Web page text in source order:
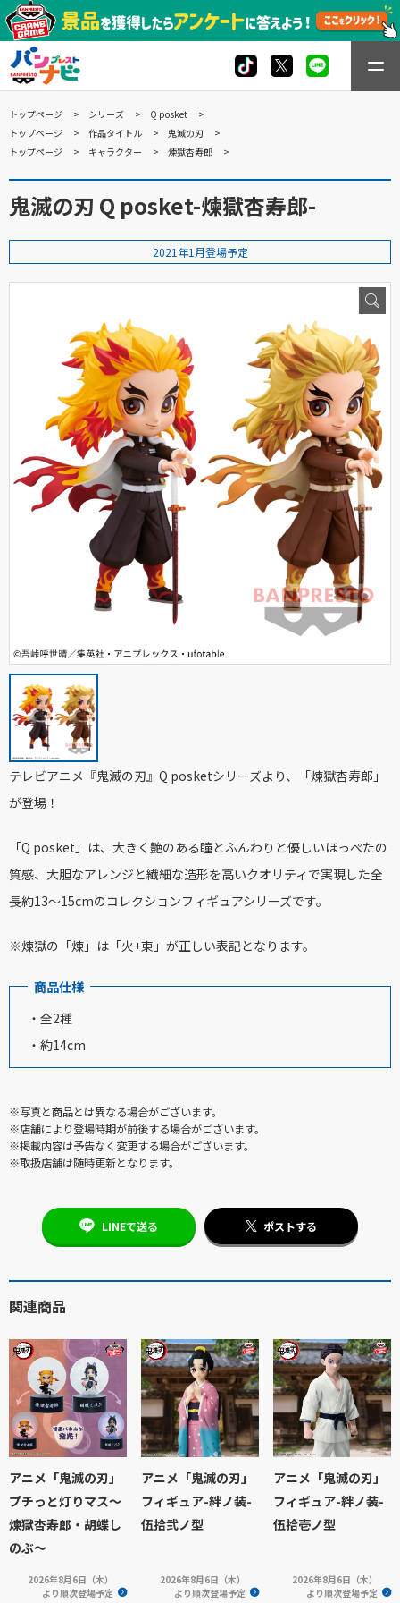
トップページ シリーズ
Q posket
トップページ
作品タイトル
鬼滅の刃
トップページ
キャラクター 煉獄杏寿郎
鬼滅の刃 Q posket-煉獄杏寿郎-
2021年1月登場予定
テレビアニメ『鬼滅の刃』Q posketシリーズより、「煉獄杏寿郎」
が登場！
「Q posket」は、大きく艶のある瞳とふんわりと優しいほっぺたの
質感、大胆なアレンジと繊細な造形を高いクオリティで実現した全
長約13〜15cmのコレクションフィギュアシリーズです。
※煉獄の「煉」は「火+東」が正しい表記となります。
商品仕様
・全2種
・約14cm
※写真と商品とは異なる場合がございます。
※店舗により登場時期が前後する場合がございます。
※掲載内容は予告なく変更する場合がございます。
※取扱店舗は随時更新となります。
LINEで送る ポストする
関連商品
アニメ「鬼滅の刃」
プチっと灯りマス～
煉獄杏寿郎・胡蝶し
のぶ～
2026年8月6日（木）
より順次登場予定
アニメ「鬼滅の刃」
フィギュア-絆ノ装-
伍拾弐ノ型
2026年8月6日（木）
より順次登場予定
アニメ「鬼滅の刃」
フィギュア-絆ノ装-
伍拾壱ノ型
2026年8月6日（木）
より順次登場予定